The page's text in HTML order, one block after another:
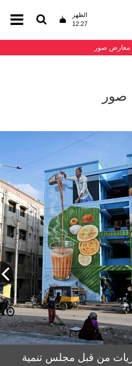
الظهر
12:27
معارض صور
صور
من قبل مجلس تنمية